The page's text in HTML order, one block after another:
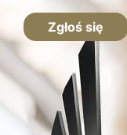
Zgłoś się